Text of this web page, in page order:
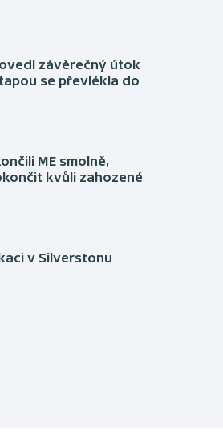
závěrečný útok
se převlékla do
ME smolně,
kvůli zahozené
v Silverstonu